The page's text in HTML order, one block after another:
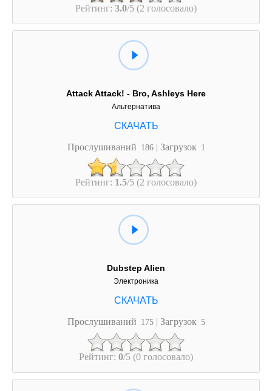
Рейтинг: 3.0/5 (2 голосовало)
Attack Attack! - Bro, Ashleys Here
Альтернатива
Прослушиваний 186 | Загрузок 1
Рейтинг: 1.5/5 (2 голосовало)
Dubstep Alien
Электроника
Прослушиваний 175 | Загрузок 5
Рейтинг: 0/5 (0 голосовало)